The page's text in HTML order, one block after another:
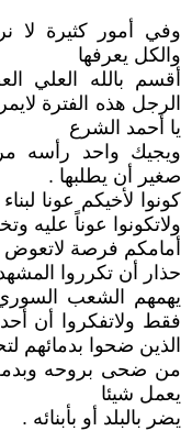
وفي أمور كثيرة لا
والكل يعرفها
أقسم بالله العلي
الرجل هذه الفترة
يا أحمد الشرع
ويجيك واحد رأسه
صغير أن يطلبها .
كونوا لأخيكم عونا
ولاتكونوا عوناً
أمامكم فرصة لاتعوض
حذار أن تكرروا
يهمهم الشعب
فقط ولاتفكروا أن
الذين ضحوا بدمائهم
من ضحى بروحه وبدمه
يعمل شيئا
يضر بالبلد أو بأبنائه .